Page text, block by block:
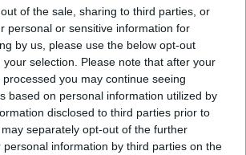
of the sale, sharing to third parties, or
personal or sensitive information for
by us, please use the below opt-out
selection. Please note that after your
you may continue seeing
based on personal information utilized by
disclosed to third parties prior to
separately opt-out of the further
personal information by third parties on the
potrebbero piacerti